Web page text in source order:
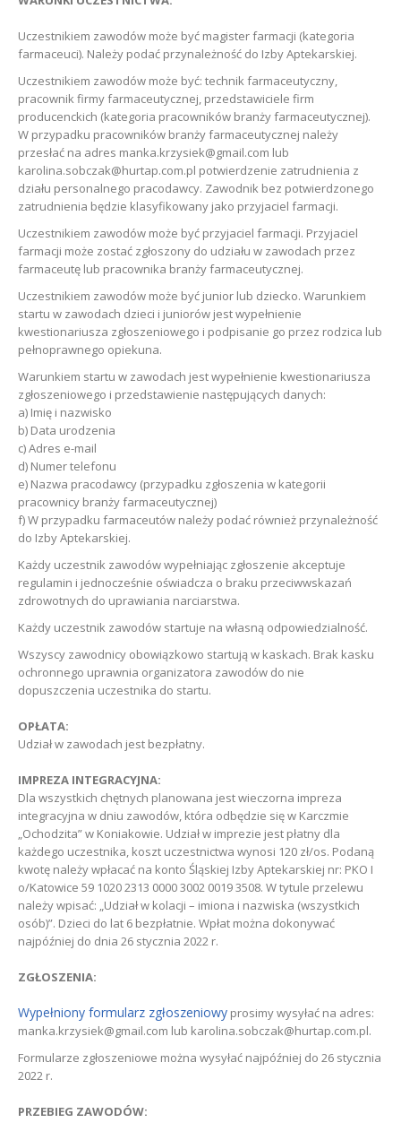
Uczestnikiem zawodów może być magister farmacji (kategoria
farmaceuci). Należy podać przynależność do Izby Aptekarskiej.
Uczestnikiem zawodów może być: technik farmaceutyczny,
pracownik firmy farmaceutycznej, przedstawiciele firm
producenckich (kategoria pracowników branży farmaceutycznej).
W przypadku pracowników branży farmaceutycznej należy
przesłać na adres manka.krzysiek@gmail.com lub
karolina.sobczak@hurtap.com.pl potwierdzenie zatrudnienia z
działu personalnego pracodawcy. Zawodnik bez potwierdzonego
zatrudnienia będzie klasyfikowany jako przyjaciel farmacji.
Uczestnikiem zawodów może być przyjaciel farmacji. Przyjaciel
farmacji może zostać zgłoszony do udziału w zawodach przez
farmaceutę lub pracownika branży farmaceutycznej.
Uczestnikiem zawodów może być junior lub dziecko. Warunkiem
startu w zawodach dzieci i juniorów jest wypełnienie
kwestionariusza zgłoszeniowego i podpisanie go przez rodzica lub
pełnoprawnego opiekuna.
Warunkiem startu w zawodach jest wypełnienie kwestionariusza
zgłoszeniowego i przedstawienie następujących danych:
a) Imię i nazwisko
b) Data urodzenia
c) Adres e-mail
d) Numer telefonu
e) Nazwa pracodawcy (przypadku zgłoszenia w kategorii
pracownicy branży farmaceutycznej)
f) W przypadku farmaceutów należy podać również przynależność
do Izby Aptekarskiej.
Każdy uczestnik zawodów wypełniając zgłoszenie akceptuje
regulamin i jednocześnie oświadcza o braku przeciwwskazań
zdrowotnych do uprawiania narciarstwa.
Każdy uczestnik zawodów startuje na własną odpowiedzialność.
Wszyscy zawodnicy obowiązkowo startują w kaskach. Brak kasku
ochronnego uprawnia organizatora zawodów do nie
dopuszczenia uczestnika do startu.
OPŁATA:
Udział w zawodach jest bezpłatny.
IMPREZA INTEGRACYJNA:
Dla wszystkich chętnych planowana jest wieczorna impreza
integracyjna w dniu zawodów, która odbędzie się w Karczmie
„Ochodzita” w Koniakowie. Udział w imprezie jest płatny dla
każdego uczestnika, koszt uczestnictwa wynosi 120 zł/os. Podaną
kwotę należy wpłacać na konto Śląskiej Izby Aptekarskiej nr: PKO I
o/Katowice 59 1020 2313 0000 3002 0019 3508. W tytule przelewu
należy wpisać: „Udział w kolacji – imiona i nazwiska (wszystkich
osób)”. Dzieci do lat 6 bezpłatnie. Wpłat można dokonywać
najpóźniej do dnia 26 stycznia 2022 r.
ZGŁOSZENIA:
Wypełniony formularz zgłoszeniowy prosimy wysyłać na adres:
manka.krzysiek@gmail.com lub karolina.sobczak@hurtap.com.pl.
Formularze zgłoszeniowe można wysyłać najpóźniej do 26 stycznia
2022 r.
PRZEBIEG ZAWODÓW: